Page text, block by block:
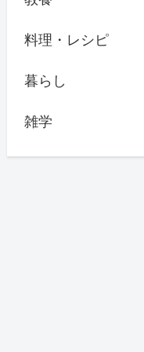
料理・レシピ
暮らし
雑学